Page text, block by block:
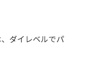
ダイレベルでパ